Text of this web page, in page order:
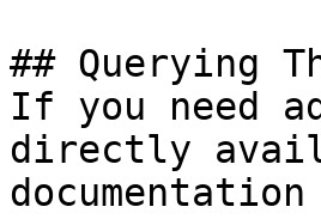
## Querying
If you need
directly